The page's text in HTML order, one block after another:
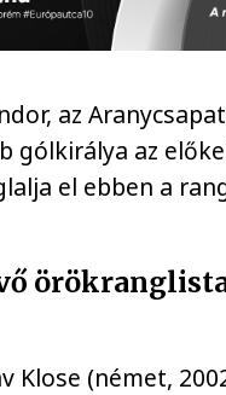
az
gólkirálya az
el ebben a
Klose (német,